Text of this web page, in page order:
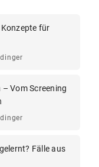
für
Vom Screening
Fälle aus